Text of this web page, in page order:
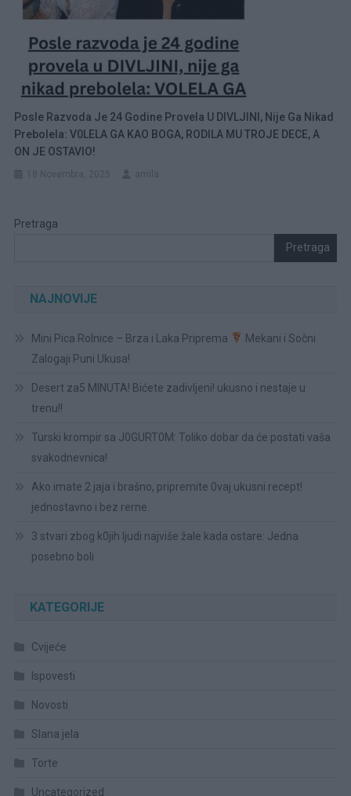
Posle Razvoda Je 24 Godine Provela U DIVLJINI, Nije Ga Nikad
Prebolela: V0LELA GA KAO BOGA, RODILA MU TROJE DECE, A
ON JE OSTAVIO!
Pretraga
Pretraga
NAJNOVIJE
Mini Pica Rolnice – Brza i Laka Priprema
Mekani i Sočni
Zalogaji Puni Ukusa!
Desert za5 MINUTA! Bićete zadivljeni! ukusno i nestaje u
trenu!!
Turski krompir sa J0GURT0M: Toliko dobar da će postati vaša
svakodnevnica!
Ako imate 2 jaja i brašno, pripremite 0vaj ukusni recept!
jednostavno i bez rerne.
3 stvari zbog k0jih ljudi najviše žale kada ostare: Jedna
posebno boli
KATEGORIJE
Cvijeće
Ispovesti
Novosti
Slana jela
Torte
Uncategorized